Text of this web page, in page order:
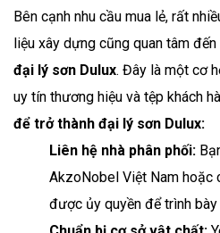
Bên cạnh nhu cầu mua lẻ, rất
liệu xây dựng cũng quan tâm đến
đại lý sơn Dulux. Đây là một cơ
uy tín thương hiệu và tệp khách
để trở thành đại lý sơn Dulux:
Liên hệ nhà phân phối:
AkzoNobel Việt Nam hoặc
được ủy quyền để trình